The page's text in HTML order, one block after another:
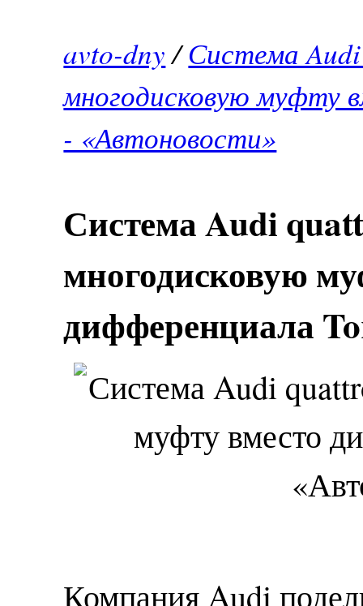
avto-dny/Система
многодисковую муфту
- «Автоновости»
Система Audi
многодисковую
дифференциала
Компания Audi